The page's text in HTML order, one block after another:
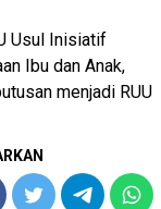
Usul Inisiatif
Ibu dan Anak,
menjadi RUU